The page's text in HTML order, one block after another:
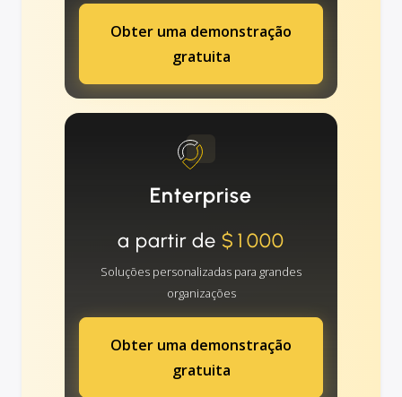
Obter uma demonstração
gratuita
Enterprise
a partir de $1000
Soluções personalizadas para grandes
organizações
Obter uma demonstração
gratuita